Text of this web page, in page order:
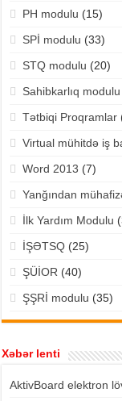
PH modulu (15)
SPİ modulu (33)
STQ modulu (20)
Sahibkarlıq modulu
Tətbiqi Proqramlar
Virtual mühitdə iş
Word 2013 (7)
Yanğından
İlk Yardım Modulu
İŞƏTSQ(25)
ŞÜİOR (40)
ŞŞRİ modulu (35)
Xəbər lenti
AktivBoard elektron